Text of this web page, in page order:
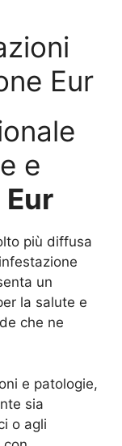
Eur
e
più diffusa
un
la salute e
che ne
e patologie,
sia
o agli